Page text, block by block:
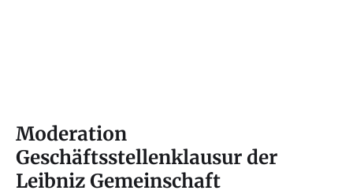
Moderation
Geschäftsstellenklausur der
Leibniz Gemeinschaft